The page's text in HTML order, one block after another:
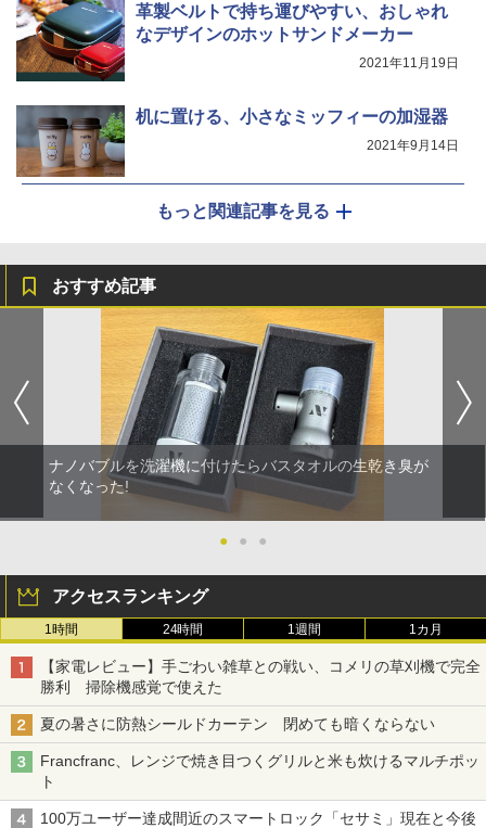
革製ベルトで持ち運びやすい、おしゃれ
なデザインのホットサンドメーカー
2021年11月19日
机に置ける、小さなミッフィーの加湿器
2021年9月14日
もっと関連記事を見る
おすすめ記事
ナノバブルを洗濯機に付けたらバスタオルの生乾き臭が
なくなった!
● ● ●
アクセスランキング
1時間 24時間 1週間 1カ月
【家電レビュー】手ごわい雑草との戦い、コメリの草刈機で完全
勝利 掃除機感覚で使えた
夏の暑さに防熱シールドカーテン 閉めても暗くならない
Francfranc、レンジで焼き目つくグリルと米も炊けるマルチポッ
ト
100万ユーザー達成間近のスマートロック「セサミ」現在と今後